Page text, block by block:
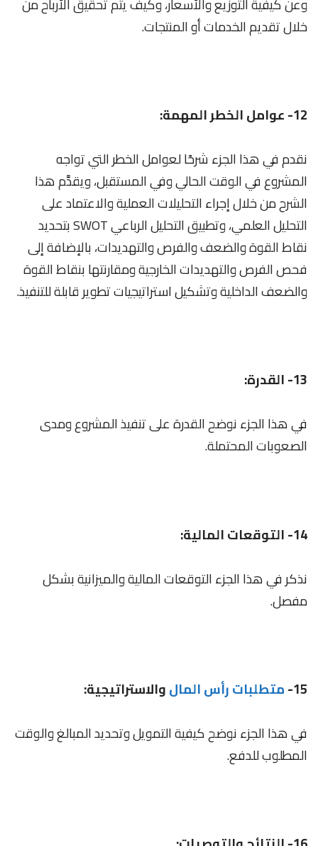
خلال تقديم الخدمات أو المنتجات.
12- عوامل الخطر المهمة:
نقدم في هذا الجزء شرحًا لعوامل الخطر التي تواجه
المشروع في الوقت الحالي وفي المستقبل، ويقدَّم هذا
الشرح من خلال إجراء التحليلات العملية والاعتماد على
التحليل العلمي، وتطبيق التحليل الرباعي SWOT بتحديد
نقاط القوة والضعف والفرص والتهديدات، بالإضافة إلى
فحص الفرص والتهديدات الخارجية ومقارنتها بنقاط القوة
والضعف الداخلية وتشكيل استراتيجيات تطوير قابلة للتنفيذ.
13- القدرة:
في هذا الجزء نوضح القدرة على تنفيذ المشروع ومدى
الصعوبات المحتملة.
14- التوقعات المالية:
نذكر في هذا الجزء التوقعات المالية والميزانية بشكل
مفصل.
15- متطلبات رأس المالوالاستراتيجية:
في هذا الجزء نوضح كيفية التمويل وتحديد المبالغ والوقت
المطلوب للدفع.